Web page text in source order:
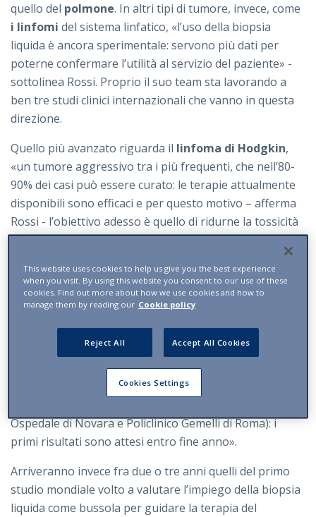
quello del polmone. In altri tipi di tumore, invece, come
i linfomi del sistema linfatico, «l’uso della biopsia
liquida è ancora sperimentale: servono più dati per
poterne confermare l’utilità al servizio del paziente» -
sottolinea Rossi. Proprio il suo team sta lavorando a
ben tre studi clinici internazionali che vanno in questa
direzione.
Quello più avanzato riguarda il linfoma di Hodgkin,
«un tumore aggressivo tra i più frequenti, che nell’80-
90% dei casi può essere curato: le terapie attualmente
disponibili sono efficaci e per questo motivo – afferma
Rossi - l’obiettivo adesso è quello di ridurne la tossicità
sia nel breve che nel lungo termine». In questo caso la
per migliorare
l’accuratezza della PET(tomografia a emissione di
positroni), l’esame di controllo che viene solitamente
fatto dopo i primi due cicli di chemio per decidere come
proseguire la terapia. «L’utilità di questo protocollo -
continua Rossi - sarà valutata su 135 pazienti che
abbiamo già arruolato nell’ambito di un network
internazionale, nato dalla collaborazione con un
Ospedale di Novara e Policlinico Gemelli di Roma): i
primi risultati sono attesi entro fine anno».
Arriveranno invece fra due o tre anni quelli del primo
studio mondiale volto a valutare l’impiego della biopsia
liquida come bussola per guidare la terapia del
This website uses cookies to help us give you the best experience
when you visit. By using this website you consent to our use of these
cookies. Find out more about how we use cookies and how to
manage them by reading our Cookie policy
Reject All Accept All Cookies
Cookies Settings